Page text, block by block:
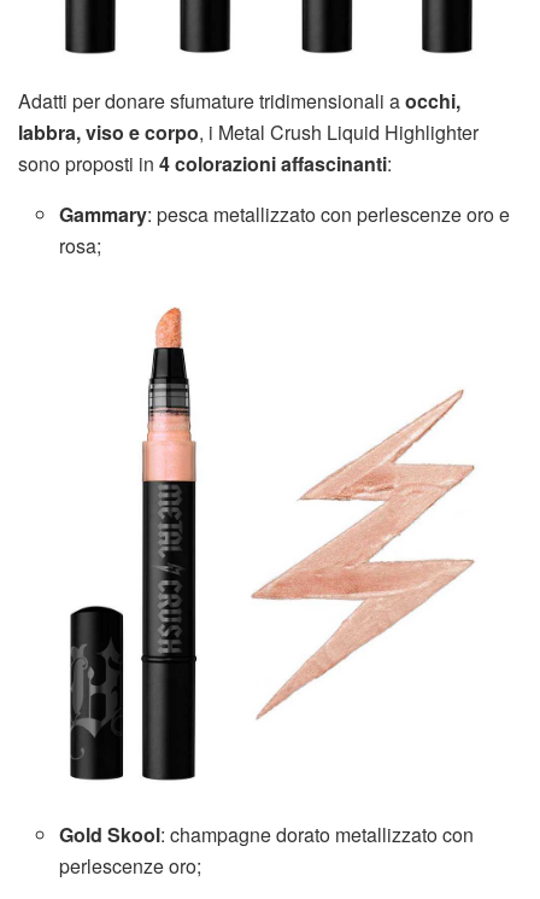
Adatti per donare sfumature tridimensionali aocchi,
labbra, viso e corpo, i Metal Crush Liquid Highlighter
sono proposti in 4 colorazioni affascinanti:
Gammary: pesca metallizzato con perlescenze oro e
rosa;
Gold Skool: champagne dorato metallizzato con
perlescenze oro;